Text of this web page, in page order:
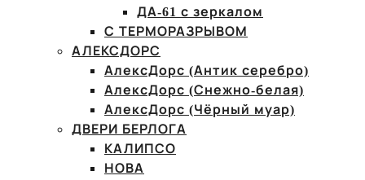
ДА-61 с зеркалом
С ТЕРМОРАЗРЫВОМ
АЛЕКСДОРС
АлексДорс (Антик серебро)
АлексДорс (Снежно-белая)
АлексДорс (Чёрный муар)
ДВЕРИ БЕРЛОГА
КАЛИПСО
НОВА